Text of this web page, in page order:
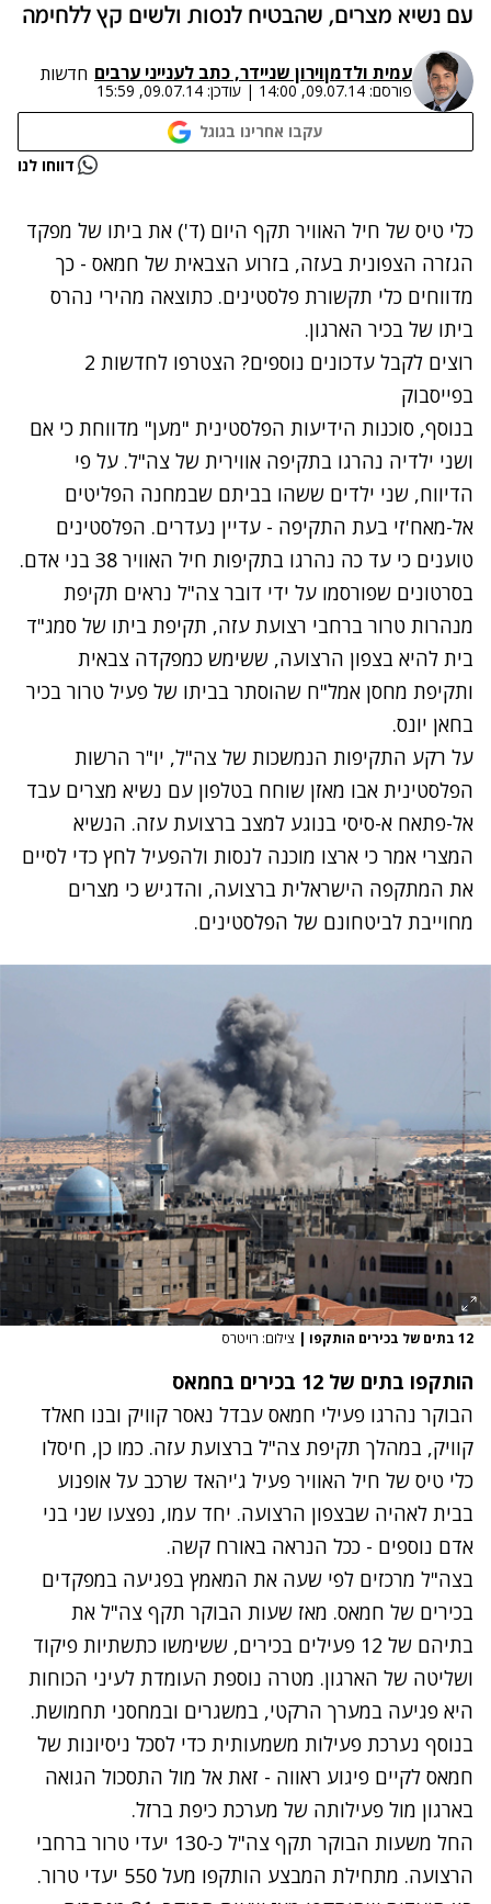
עם נשיא מצרים, שהבטיח לנסות ולשים קץ ללחימה
עמית ולדמןוירון שניידר, כתב לענייני ערבים חדשות
פורסם: 09.07.14, 14:00
| עודכן: 09.07.14, 15:59
עקבו אחרינו בגוגל
נתקלנו בבעיה דווחו לנו
כלי טיס של חיל האוויר תקף היום (ד') את ביתו של מפקד
הגזרה הצפונית בעזה, בזרוע הצבאית של חמאס - כך
מדווחים כלי תקשורת פלסטינים. כתוצאה מהירי נהרס
ביתו של בכיר הארגון.
רוצים לקבל עדכונים נוספים? הצטרפו לחדשות 2
בפייסבוק
בנוסף, סוכנות הידיעות הפלסטינית "מען" מדווחת כי אם
ושני ילדיה נהרגו בתקיפה אווירית של צה"ל. על פי
הדיווח, שני ילדים ששהו בביתם שבמחנה הפליטים
אל-מאח'זי בעת התקיפה - עדיין נעדרים. הפלסטינים
טוענים כי עד כה נהרגו בתקיפות חיל האוויר 38 בני אדם.
בסרטונים שפורסמו על ידי דובר צה"ל נראים תקיפת
מנהרות טרור ברחבי רצועת עזה, תקיפת ביתו של סמג"ד
בית להיא בצפון הרצועה, ששימש כמפקדה צבאית
ותקיפת מחסן אמל"ח שהוסתר בביתו של פעיל טרור בכיר
בחאן יונס.
על רקע התקיפות הנמשכות של צה"ל, יו"ר הרשות
הפלסטינית אבו מאזן שוחח בטלפון עם נשיא מצרים עבד
אל-פתאח א-סיסי בנוגע למצב ברצועת עזה. הנשיא
המצרי אמר כי ארצו מוכנה לנסות ולהפעיל לחץ כדי לסיים
את המתקפה הישראלית ברצועה, והדגיש כי מצרים
מחוייבת לביטחונם של הפלסטינים.
12 בתים של בכירים הותקפו | צילום: רויטרס
הותקפו בתים של 12 בכירים בחמאס
הבוקר נהרגו פעילי חמאס עבדל נאסר קוויק ובנו חאלד
קוויק, במהלך תקיפת צה"ל ברצועת עזה. כמו כן, חיסלו
כלי טיס של חיל האוויר פעיל ג'יהאד שרכב על אופנוע
בבית לאהיה שבצפון הרצועה. יחד עמו, נפצעו שני בני
אדם נוספים - ככל הנראה באורח קשה.
בצה"ל מרכזים לפי שעה את המאמץ בפגיעה במפקדים
בכירים של חמאס. מאז שעות הבוקר תקף צה"ל את
בתיהם של 12 פעילים בכירים, ששימשו כתשתיות פיקוד
ושליטה של הארגון. מטרה נוספת העומדת לעיני הכוחות
היא פגיעה במערך הרקטי, במשגרים ובמחסני תחמושת.
בנוסף נערכת פעילות משמעותית כדי לסכל ניסיונות של
חמאס לקיים פיגוע ראווה - זאת אל מול התסכול הגואה
בארגון מול פעילותה של מערכת כיפת ברזל.
החל משעות הבוקר תקף צה"ל כ-130 יעדי טרור ברחבי
הרצועה. מתחילת המבצע הותקפו מעל 550 יעדי טרור.